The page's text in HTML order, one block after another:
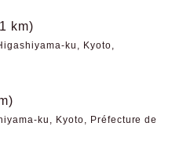
km)
ku, Kyoto,
ku, Kyoto, Préfecture de